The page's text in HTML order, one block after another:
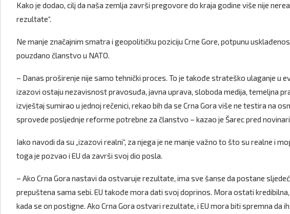
Kako je dodao, cilj da naša zemlja završi pregovore do kraja godine više nije
rezultate“.
Ne manje značajnim smatra i geopolitičku poziciju Crne Gore, potpunu
pouzdano članstvo u NATO.
– Danas proširenje nije samo tehnički proces. To je takođe strateško ulaganje
izazovi ostaju nezavisnost pravosuđa, javna uprava, sloboda medija, temeljna
izvještaj sumirao u jednoj rečenici, rekao bih da se Crna Gora više ne testira na
sprovede posljednje reforme potrebne za članstvo – kazao je Šarec pred
Iako navodi da su „izazovi realni“, za njega je ne manje važno to što su realne i
toga je pozvao i EU da završi svoj dio posla.
– Ako Crna Gora nastavi da ostvaruje rezultate, ima sve šanse da postane
prepuštena sama sebi. EU takođe mora dati svoj doprinos. Mora ostati
kada se on postigne. Ako Crna Gora ostvari rezultate, i EU mora biti spremna da